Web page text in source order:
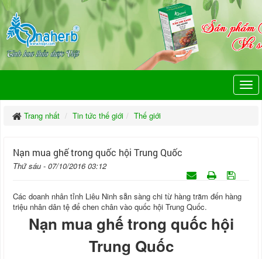
Trang nhất Tin tức thế giới Thế giới
Nạn mua ghế trong quốc hội Trung Quốc
Thứ sáu - 07/10/2016 03:12
Các doanh nhân tỉnh Liêu Ninh sẵn sàng chi từ hàng trăm đến hàng
triệu nhân dân tệ để chen chân vào quốc hội Trung Quốc.
Nạn mua ghế trong quốc hội
Trung Quốc